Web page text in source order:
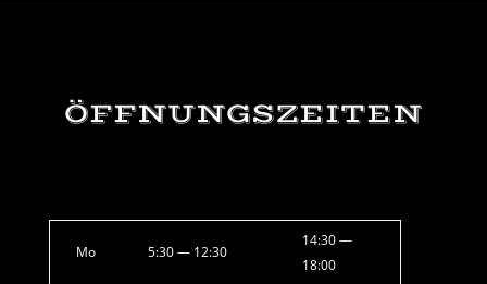
ÖFF­NUNGS­ZEI­TEN
Mo 5:30 — 12:30
14:30 —
18:00